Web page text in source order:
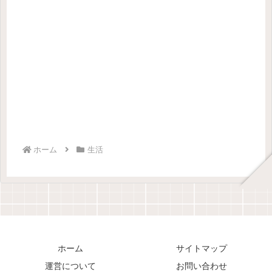
ホーム 生活
ホーム
サイトマップ
運営について
お問い合わせ